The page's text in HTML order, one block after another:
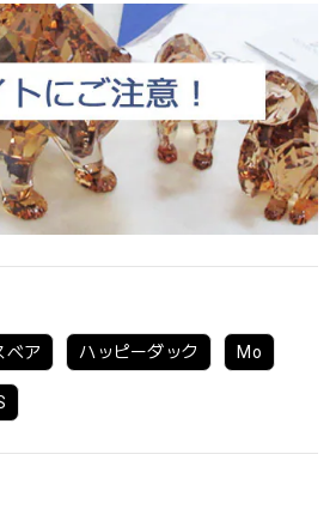
ベア ハッピーダック Mo